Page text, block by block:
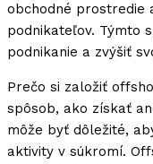
obchodné prostredie
podnikateľov. Týmto
podnikanie a zvýšiť
Prečo si založiť
spôsob, ako získať
môže byť dôležité,
aktivity v súkromí.